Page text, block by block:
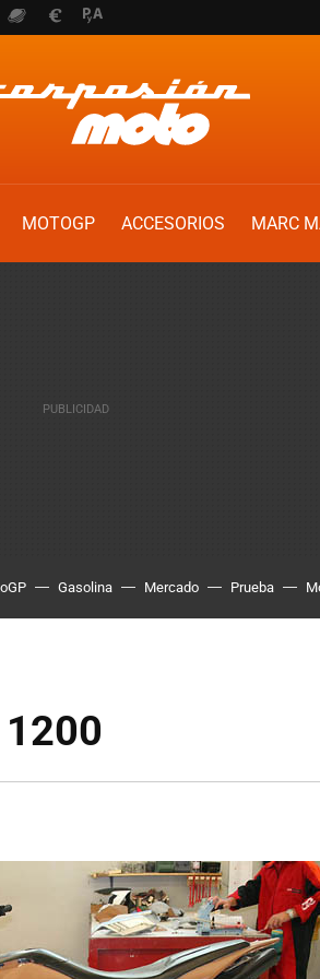
MOTOGP ACCESORIOS
MARC
Gasolina Mercado Prueba